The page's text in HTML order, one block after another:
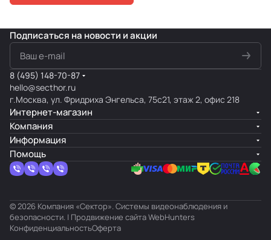
Подписаться на новости и акции
8 (495) 148-70-87
hello@secthor.ru
г.Москва, ул. Фридриха Энгельса, 75с21, этаж 2, офис 218
Интернет-магазин
Компания
Информация
Помощь
© 2026 Компания «Сектор». Системы видеонаблюдения и
безопасности. | Продвижение сайтаWebHunters
КонфиденциальностьОферта